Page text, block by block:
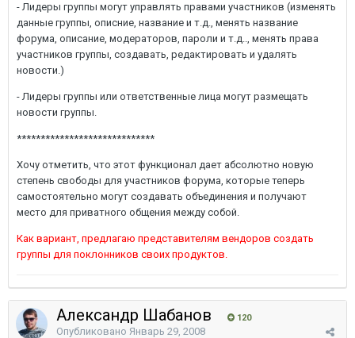
- Лидеры группы могут управлять правами участников (изменять
данные группы, описние, название и т.д., менять название
форума, описание, модераторов, пароли и т.д.., менять права
участников группы, создавать, редактировать и удалять
новости.)
- Лидеры группы или ответственные лица могут размещать
новости группы.
*****************************
Хочу отметить, что этот функционал дает абсолютно новую
степень свободы для участников форума, которые теперь
самостоятельно могут создавать объединения и получают
место для приватного общения между собой.
Как вариант, предлагаю представителям вендоров создать
группы для поклонников своих продуктов.
Александр Шабанов 120
Опубликовано Январь 29, 2008